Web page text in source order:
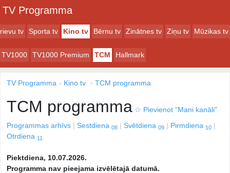
TV Programma
tv Sporta tv Kino tv Bērnu tv Zinātnes tv Ziņu tv Mūzikas tv
TV1000 TV1000 Premium TCM Hallmark
TV Programma Kino tv TCM programma
TCM programma ☆ Pievienot "Mani kanāli"
Programmas arhīvs
Sestdiena 08 Svētdiena 09 Pirmdiena 10
Otrdiena 11
Piektdiena, 10.07.2026.
Programma nav pieejama izvēlētajā datumā.